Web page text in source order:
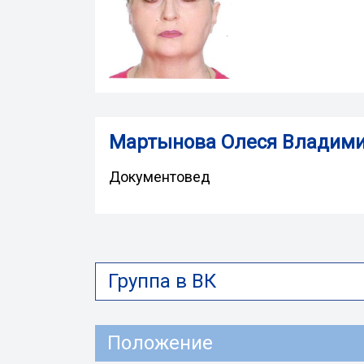
Мартынова Олеся
Документовед
Группа в ВК
Положение